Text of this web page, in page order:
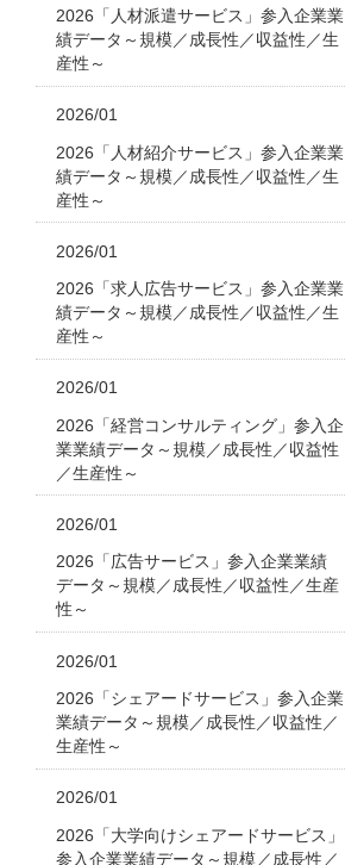
2026「人材派遣サービス」参入企業業
績データ～規模／成長性／収益性／生
産性～
2026/01
2026「人材紹介サービス」参入企業業
績データ～規模／成長性／収益性／生
産性～
2026/01
2026「求人広告サービス」参入企業業
績データ～規模／成長性／収益性／生
産性～
2026/01
2026「経営コンサルティング」参入企
業業績データ～規模／成長性／収益性
／生産性～
2026/01
2026「広告サービス」参入企業業績
データ～規模／成長性／収益性／生産
性～
2026/01
2026「シェアードサービス」参入企業
業績データ～規模／成長性／収益性／
生産性～
2026/01
2026「大学向けシェアードサービス」
参入企業業績データ～規模／成長性／